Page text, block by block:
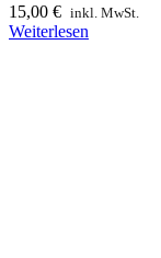
15,00 € inkl. MwSt.
Weiterlesen